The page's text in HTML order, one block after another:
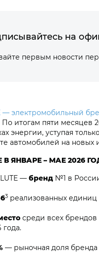
на
первым новости
— электромобильный
По итогам пяти месяцев
энергии, уступая
автомобилей на
В ЯНВАРЕ – МАЕ 2026
— бренд №1 в
3 реализованных единиц
среди всех
года.
— рыночная доля бренда